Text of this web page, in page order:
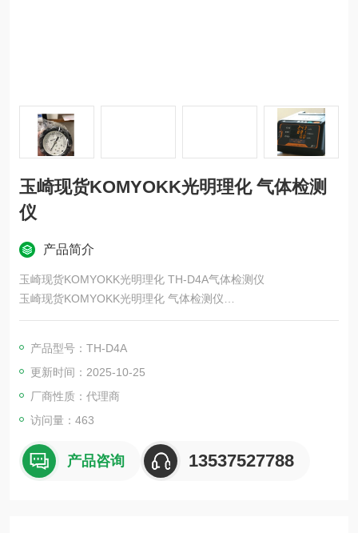
玉崎现货KOMYOKK光明理化 气体检测
仪
产品简介
玉崎现货KOMYOKK光明理化 TH-D4A气体检测仪
玉崎现货KOMYOKK光明理化 气体检测仪
这是一款具有耐压、防爆结构的智能传感器。
显示屏采用有机EL。即使在黑暗的地方也可以看到气体浓度和运
行状态。
电缆密封套的方向可以在发货时。
产品型号：TH-D4A
更新时间：2025-10-25
厂商性质：代理商
访问量：463
产品咨询 13537527788